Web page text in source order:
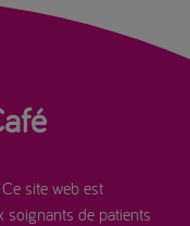
site web est
soignants de patients